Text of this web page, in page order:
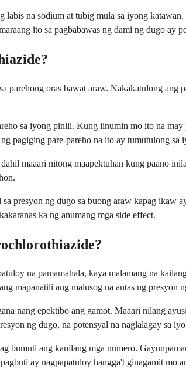
na sodium at tubig mula sa iyong
ito sa pagbabawas ng dami ng dugo ay
oras bawat araw. Nakakatulong ang
sa iyong pinili. Kung iinumin mo ito na
pagiging pare-pareho na ito ay tumutulong sa
maaari nitong maapektuhan kung paano
presyon ng dugo sa buong araw kapag ikaw
ka ng anumang mga side effect.
na pamamahala, kaya malamang na
mapanatili ang malusog na antas ng presyon
nang epektibo ang gamot. Maaari nilang
ng dugo, na potensyal na naglalagay sa
bumuti ang kanilang mga numero.
ay nagpapatuloy hangga't ginagamit mo